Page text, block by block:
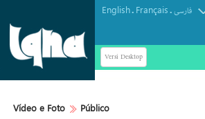
English. Français.فارسی
Versi Desktop
Vídeo e Foto Público